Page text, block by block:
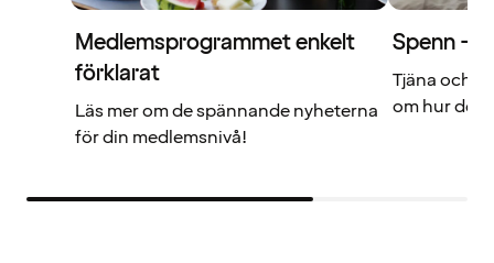
Medlemsprogrammet enkelt
förklarat
Läs mer om de spännande nyheterna
för din medlemsnivå!
Spenn –
Tjäna och
om hur det